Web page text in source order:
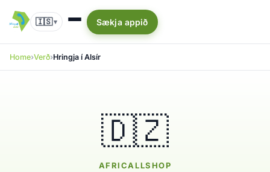
🇮🇸▾ Sækja appið
Home Verð Hringja í Alsír
🇩🇿
AFRICALLSHOP